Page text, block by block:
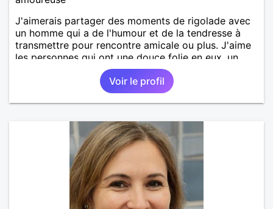
J'aimerais partager des moments de rigolade avec
un homme qui a de l'humour et de la tendresse à
transmettre pour rencontre amicale ou plus. J'aime
les personnes qui ont une douce folie en eux, un
Voir le profil